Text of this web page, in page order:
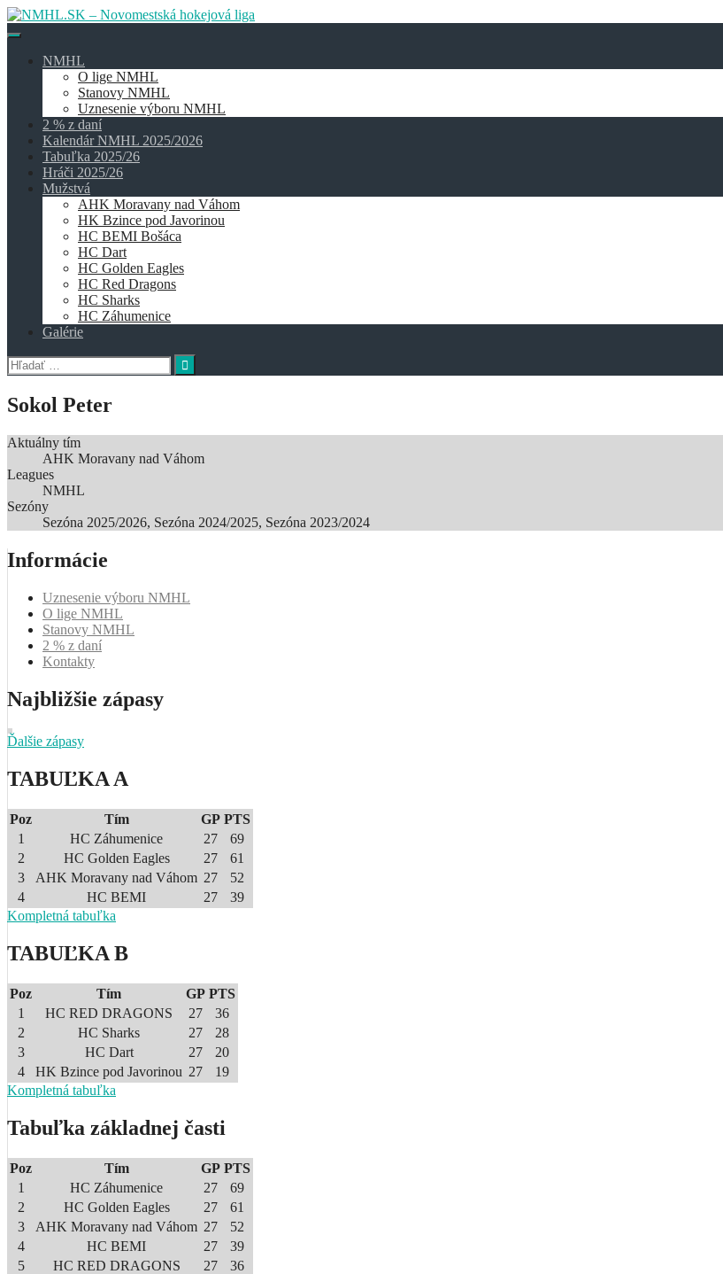
Skip
to
NMHL
O lige NMHL
Stanovy NMHL
Uznesenie výboru NMHL
2 % z daní
Kalendár NMHL 2025/2026
Tabuľka 2025/26
Hráči 2025/26
Mužstvá
AHK Moravany nad Váhom
HK Bzince pod Javorinou
HC BEMI Bošáca
HC Dart
HC Golden Eagles
HC Red Dragons
HC Sharks
HC Záhumenice
Galérie
Hľadať:
Sokol Peter
Aktuálny tím
AHK Moravany nad Váhom
Leagues
NMHL
Sezóny
Sezóna 2025/2026, Sezóna 2024/2025, Sezóna 2023/2024
Informácie
Uznesenie výboru NMHL
O lige NMHL
Stanovy NMHL
2 % z daní
Kontakty
Najbližšie zápasy
Ďalšie zápasy
TABUĽKA A
Poz Tím GP PTS
1
HC Záhumenice 27
69
2
HC Golden Eagles 27
61
3
AHK Moravany nad Váhom 27
52
4
HC BEMI 27
39
Kompletná tabuľka
TABUĽKA B
Poz Tím GP PTS
1
HC RED DRAGONS 27
36
2
HC Sharks 27
28
3
HC Dart 27
20
4
HK Bzince pod Javorinou 27
19
Kompletná tabuľka
Tabuľka základnej časti
Poz Tím GP PTS
1
HC Záhumenice 27
69
2
HC Golden Eagles 27
61
3
AHK Moravany nad Váhom 27
52
4
HC BEMI 27
39
5
HC RED DRAGONS 27
36